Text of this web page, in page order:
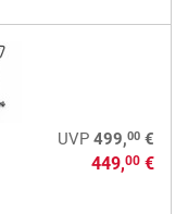
UVP 499,00€
449,00€